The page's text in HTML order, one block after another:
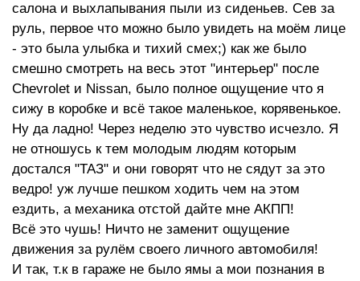
салона и выхлапывания пыли из сиденьев. Сев за
руль, первое что можно было увидеть на моём лице
- это была улыбка и тихий смех;) как же было
смешно смотреть на весь этот "интерьер" после
Chevrolet и Nissan, было полное ощущение что я
сижу в коробке и всё такое маленькое, корявенькое.
Ну да ладно! Через неделю это чувство исчезло. Я
не отношусь к тем молодым людям которым
достался "ТАЗ" и они говорят что не сядут за это
ведро! уж лучше пешком ходить чем на этом
ездить, а механика отстой дайте мне АКПП!
Всё это чушь! Ничто не заменит ощущение
движения за рулём своего личного автомобиля!
И так, т.к в гараже не было ямы а мои познания в